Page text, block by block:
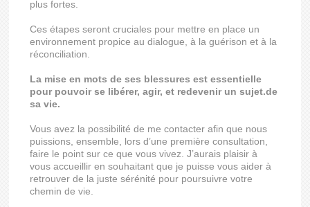
plus fortes.
Ces étapes seront cruciales pour mettre en place un
environnement propice au dialogue, à la guérison et à la
réconciliation.
La mise en mots de ses blessures est essentielle
pour pouvoir se libérer, agir, et redevenir un sujet.de
sa vie.
Vous avez la possibilité de me contacter afin que nous
puissions, ensemble, lors d’une première consultation,
faire le point sur ce que vous vivez. J’aurais plaisir à
vous accueillir en souhaitant que je puisse vous aider à
retrouver de la juste sérénité pour poursuivre votre
chemin de vie.